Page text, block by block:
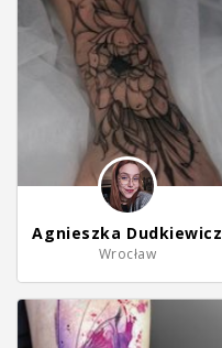
Agnieszka Dudkiewicz
Wrocław